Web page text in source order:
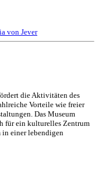
von Jever
die Aktivitäten des
Vorteile wie freier
Das Museum
für ein kulturelles Zentrum
in einer lebendigen